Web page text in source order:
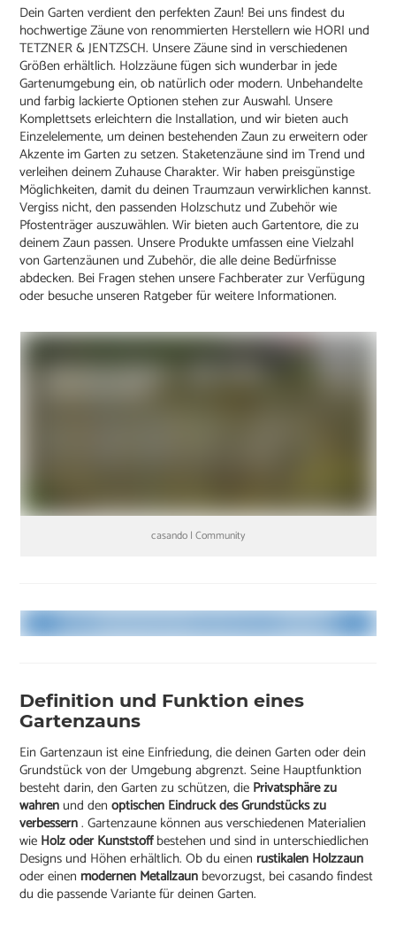
Dein Garten verdient den perfekten Zaun! Bei uns findest du
hochwertige Zäune von renommierten Herstellern wie HORI und
TETZNER & JENTZSCH. Unsere Zäune sind in verschiedenen
Größen erhältlich. Holzzäune fügen sich wunderbar in jede
Gartenumgebung ein, ob natürlich oder modern. Unbehandelte
und farbig lackierte Optionen stehen zur Auswahl. Unsere
Komplettsets erleichtern die Installation, und wir bieten auch
Einzelelemente, um deinen bestehenden Zaun zu erweitern oder
Akzente im Garten zu setzen. Staketenzäune sind im Trend und
verleihen deinem Zuhause Charakter. Wir haben preisgünstige
Möglichkeiten, damit du deinen Traumzaun verwirklichen kannst.
Vergiss nicht, den passenden Holzschutz und Zubehör wie
Pfostenträger auszuwählen. Wir bieten auch Gartentore, die zu
deinem Zaun passen. Unsere Produkte umfassen eine Vielzahl
von Gartenzäunen und Zubehör, die alle deine Bedürfnisse
abdecken. Bei Fragen stehen unsere Fachberater zur Verfügung
oder besuche unseren Ratgeber für weitere Informationen.
casando | Community
Definition und Funktion eines
Gartenzauns
Ein Gartenzaun ist eine Einfriedung, die deinen Garten oder dein
Grundstück von der Umgebung abgrenzt. Seine Hauptfunktion
besteht darin, den Garten zu schützen, die Privatsphäre zu
wahren und denoptischen Eindruck des Grundstücks zu
verbessern. Gartenzaune können aus verschiedenen Materialien
wie Holz oder Kunststoffbestehen und sind in unterschiedlichen
Designs und Höhen erhältlich. Ob du einen rustikalen Holzzaun
oder einen modernen Metallzaun bevorzugst, bei casando findest
du die passende Variante für deinen Garten.